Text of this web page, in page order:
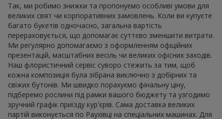
Так, ми робимо знижки та пропонуємо особливі умови для
великих свят чи корпоративних замовлень. Коли ви купуєте
багато букетів одночасно, загальна вартість
перераховується, що допомагає суттєво зменшити витрати.
Ми регулярно допомагаємо з оформленням офіційних
презентацій, масштабних весіль чи великих офісних заходів.
Наш флористичний сервіс суворо стежить за тим, щоб
кожна композиція була зібрана виключно з добірних та
свіжих бутонів. Ми швидко порахуємо фінальну ціну,
підберемо рослини під рамки вашого бюджету та узгодимо
зручний графік приїзду кур'єрів. Сама доставка великих
партій виконується по Раухівці на спеціальних машинах. Для